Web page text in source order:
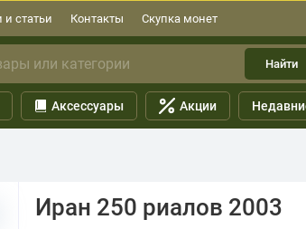
и статьи Контакты Скупка монет
Найти
Аксессуары Акции
Иран 250 риалов 2003